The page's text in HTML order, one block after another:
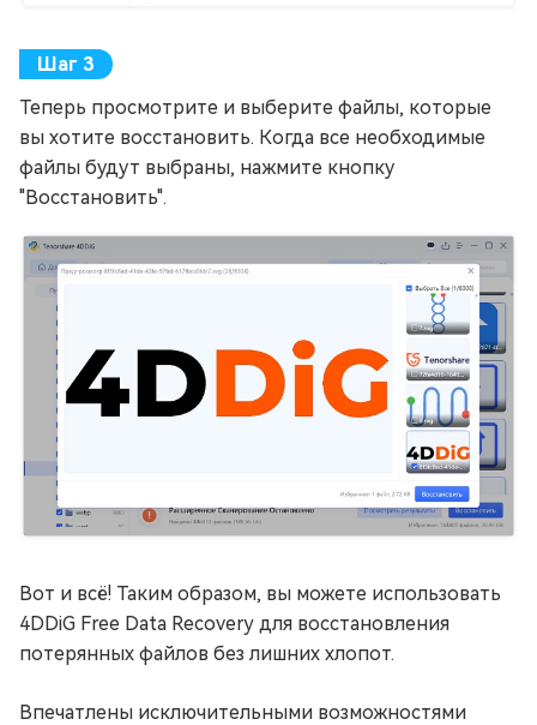
Теперь просмотрите и выберите файлы, которые
вы хотите восстановить. Когда все необходимые
файлы будут выбраны, нажмите кнопку
"Восстановить".
Вот и всё! Таким образом, вы можете использовать
4DDiG Free Data Recovery для восстановления
потерянных файлов без лишних хлопот.
Впечатлены исключительными возможностями